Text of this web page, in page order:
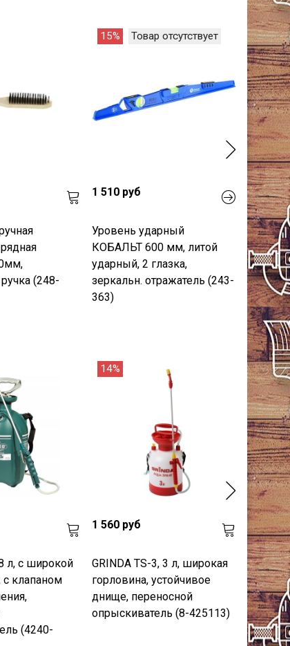
(248-
15% Товар отсутствует
1 510 руб
Уровень ударный
КОБАЛЬТ 600 мм, литой
ударный, 2 глазка,
зеркальн. отражатель (243-
363)
л, с широкой
с клапаном
(4240-
14%
1 560 руб
GRINDA TS-3, 3 л, широкая
горловина, устойчивое
днище, переносной
опрыскиватель (8-425113)
17%
590 руб
ручной,